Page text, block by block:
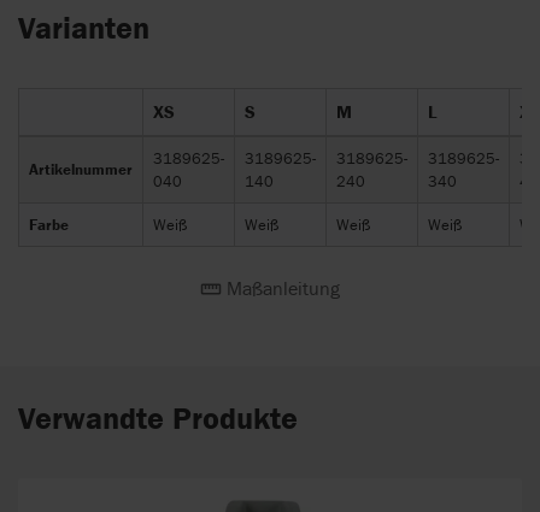
Varianten
XS S M L XL
Artikelnummer
3189625-
040
3189625-
140
3189625-
240
3189625-
340
Farbe Weiß Weiß Weiß Weiß
Maßanleitung
Verwandte Produkte